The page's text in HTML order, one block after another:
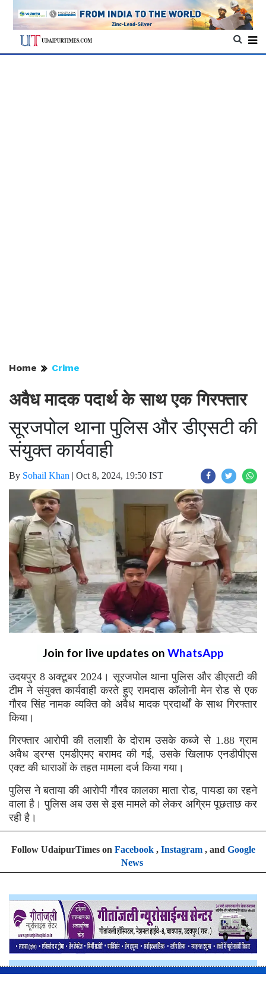
Home Crime
अवैध मादक पदार्थ के साथ एक गिरफ्तार
सूरजपोल थाना पुलिस और डीएसटी की
संयुक्त कार्यवाही
By Sohail Khan | Oct 8, 2024, 19:50 IST
Join for live updates on WhatsApp
उदयपुर 8 अक्टूबर 2024। सूरजपोल थाना पुलिस और डीएसटी की
टीम ने संयुक्त कार्यवाही करते हुए रामदास कॉलोनी मेन रोड से एक
गौरव सिंह नामक व्यक्ति को अवैध मादक प्रदार्थों के साथ गिरफ्तार
किया।
गिरफ्तार आरोपी की तलाशी के दोराम उसके कब्जे से 1.88 ग्राम
अवैध ड्रग्स एमडीएमए बरामद की गई, उसके खिलाफ एनडीपीएस
एक्ट की धाराओं के तहत मामला दर्ज किया गया।
पुलिस ने बताया की आरोपी गौरव कालका माता रोड, पायडा का रहने
वाला है। पुलिस अब उस से इस मामले को लेकर अग्रिम पूछताछ कर
रही है।
Follow UdaipurTimes on Facebook, Instagram, and Google
News